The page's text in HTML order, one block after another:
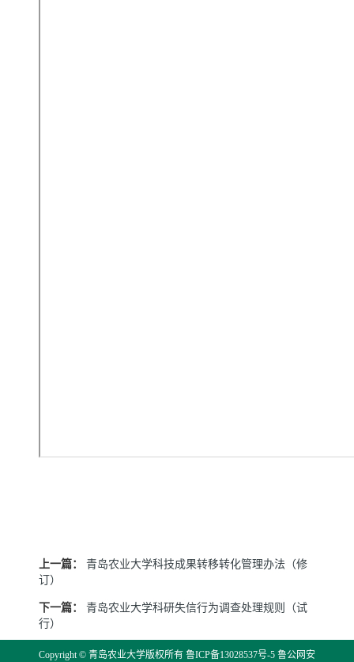
上一篇：
青岛农业大学科技成果转移转化管理办法（修
订）
下一篇：
青岛农业大学科研失信行为调查处理规则（试
行）
Copyright © 青岛农业大学版权所有 鲁ICP备13028537号-5 鲁公网安